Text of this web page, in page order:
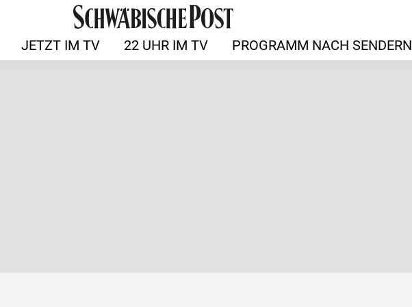
JETZT IM TV 22 UHR IM TV PROGRAMM NACH SENDERN